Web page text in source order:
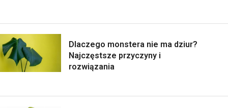
Dlaczego monstera nie ma dziur?
Najczęstsze przyczyny i
rozwiązania